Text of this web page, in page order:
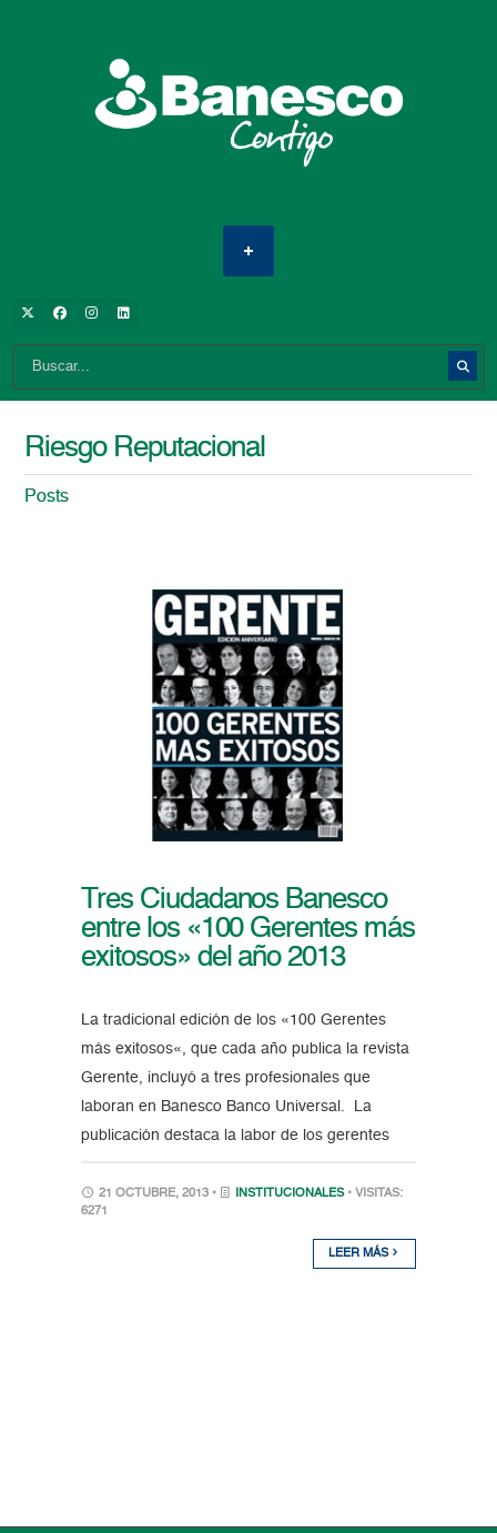
Riesgo Reputacional
Posts
Tres Ciudadanos Banesco
entre los «100 Gerentes más
exitosos» del año 2013
La tradicional edición de los «100 Gerentes
más exitosos«, que cada año publica la revista
Gerente, incluyó a tres profesionales que
laboran en Banesco Banco Universal. La
publicación destaca la labor de los gerentes
21 OCTUBRE, 2013 • INSTITUCIONALES • VISITAS:
6271
LEER MÁS